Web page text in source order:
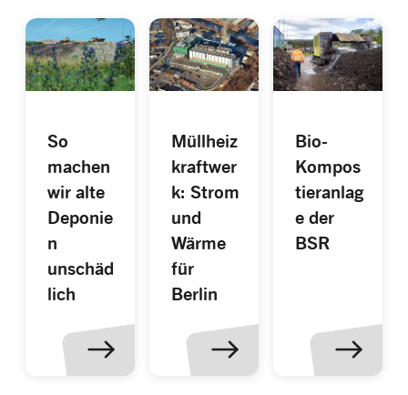
So
machen
wir alte
Deponie
n
unschäd
lich
Müllheiz
kraftwer
k: Strom
und
Wärme
für
Berlin
Bio-
Kompos
tieranlag
e der
BSR